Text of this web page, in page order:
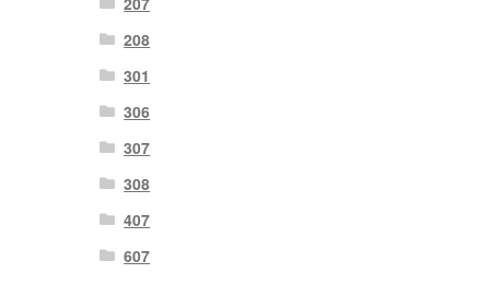
208
301
306
307
308
407
607